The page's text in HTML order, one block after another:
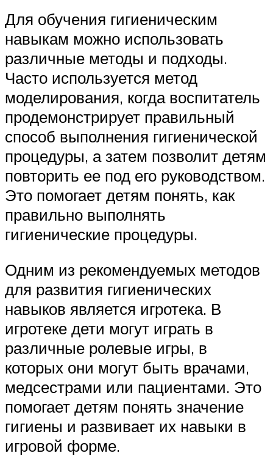
Для обучения гигиеническим
навыкам можно использовать
различные методы и подходы.
Часто используется метод
моделирования, когда воспитатель
продемонстрирует правильный
способ выполнения гигиенической
процедуры, а затем позволит детям
повторить ее под его руководством.
Это помогает детям понять, как
правильно выполнять
гигиенические процедуры.
Одним из рекомендуемых методов
для развития гигиенических
навыков является игротека. В
игротеке дети могут играть в
различные ролевые игры, в
которых они могут быть врачами,
медсестрами или пациентами. Это
помогает детям понять значение
гигиены и развивает их навыки в
игровой форме.